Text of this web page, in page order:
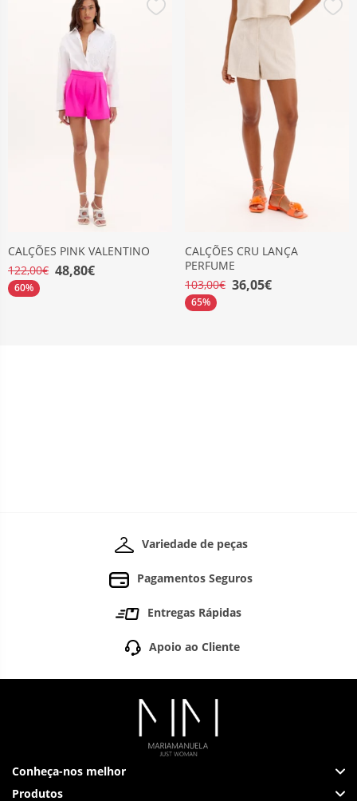
CALÇÕES PINK VALENTINO
122,00€ 48,80€
60%
CALÇÕES CRU LANÇA
PERFUME
103,00€ 36,05€
65%
Variedade de peças
Pagamentos Seguros
Entregas Rápidas
Apoio ao Cliente
Conheça-nos melhor
Produtos